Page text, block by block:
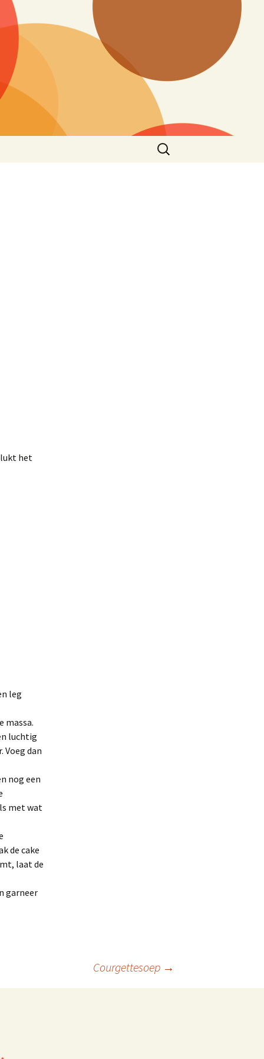
Zoeken
naar:
lukt het
leg
massa.
luchtig
Voeg dan
nog een
met wat
de cake
laat de
garneer
Courgettesoep →